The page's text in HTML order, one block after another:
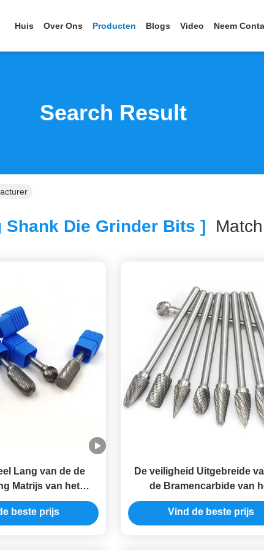
Huis Over Ons Producten Blogs Video Neem
Search Result
Shank Die Grinder Bits ] Match
Lang van de de
Matrijs van het
de Molenbeetjes
EMBLEEM
beste prijs
De veiligheid Uitgebreide
de Bramencarbide van
Lengtecarbide van de
Matrijzenmolen het
Vind de beste prijs